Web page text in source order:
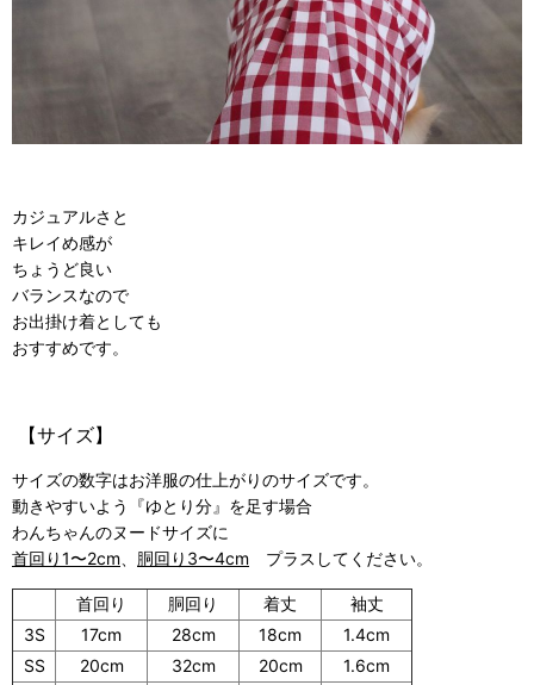
カジュアルさと
キレイめ感が
ちょうど良い
バランスなので
お出掛け着としても
おすすめです。
【サイズ】
サイズの数字はお洋服の仕上がりのサイズです。
動きやすいよう『ゆとり分』を足す場合
わんちゃんのヌードサイズに
首回り1〜2cm
胴回り3〜4cm プラスしてください。
首回り 胴回り 着丈
袖丈
3S
17cm 28cm 18cm
1.4cm
SS
20cm 32cm 20cm
1.6cm